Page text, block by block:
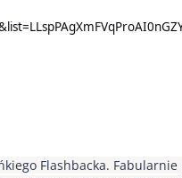
Flashbacka. Fabularnie